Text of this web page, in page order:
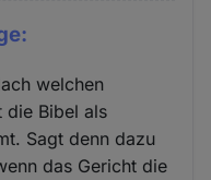
welchen
die Bibel als
Sagt denn dazu
das Gericht die